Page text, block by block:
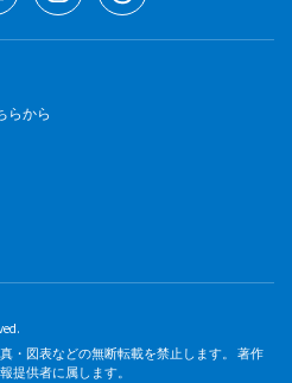
らから
・図表などの無断転載を禁止します。 著作
提供者に属します。